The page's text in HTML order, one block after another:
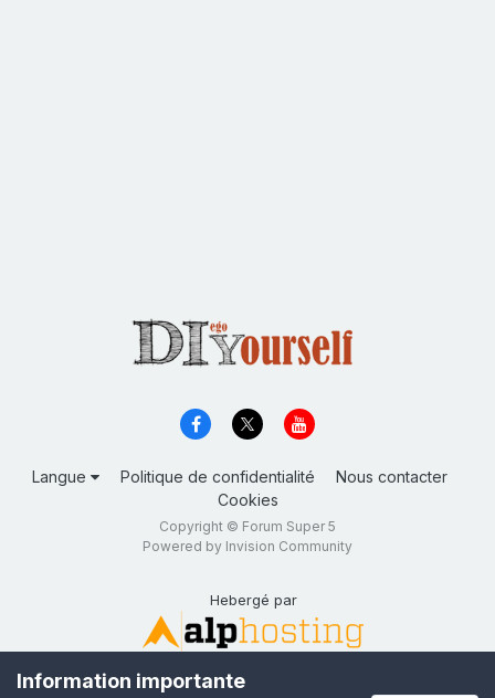
Langue Politique de confidentialité
Nous contacter
Cookies
Copyright © Forum Super 5
Powered by Invision Community
Hebergé par
Information importante